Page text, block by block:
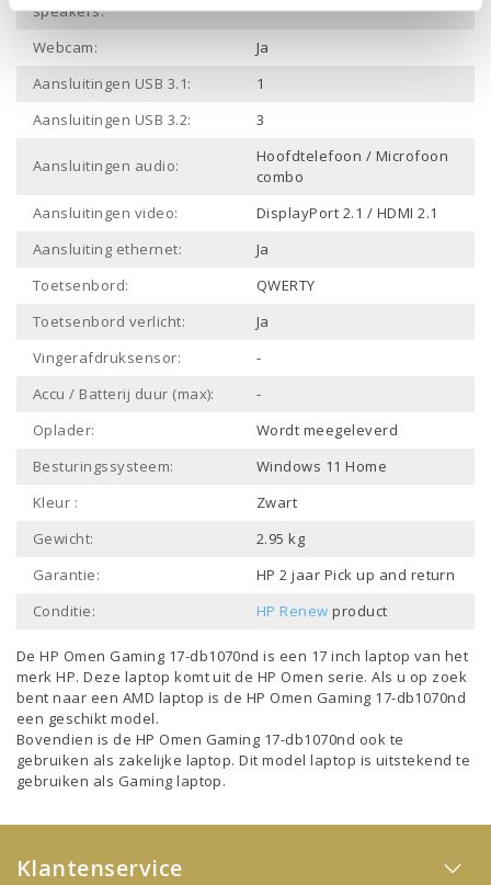
speakers:
Webcam:
Ja
Aansluitingen USB 3.1:
1
Aansluitingen USB 3.2:
3
Aansluitingen audio:
Hoofdtelefoon / Microfoon
combo
Aansluitingen video:
DisplayPort 2.1 / HDMI 2.1
Aansluiting ethernet:
Ja
Toetsenbord:
QWERTY
Toetsenbord verlicht:
Ja
Vingerafdruksensor:
-
Accu / Batterij duur (max):
-
Oplader:
Wordt meegeleverd
Besturingssysteem:
Windows 11 Home
Kleur :
Zwart
Gewicht:
2.95 kg
Garantie:
HP 2 jaar Pick up and return
Conditie:
HP Renew product
De HP Omen Gaming 17-db1070nd is een 17 inch laptop van het
merkHP. Deze laptop komt uit de HP Omen serie. Als u op zoek
bent naar een AMD laptopis de HP Omen Gaming 17-db1070nd
een geschikt model.
Bovendien is de HP Omen Gaming 17-db1070nd ook te
gebruiken als zakelijke laptop. Dit modellaptop is uitstekend te
gebruiken als Gaming laptop.
Klantenservice